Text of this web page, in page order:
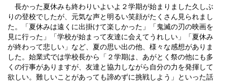
長かった夏休みも終わりいよいよ２学期が始まりました久しぶ
りの登校でしたが、元気な声と明るい笑顔がたくさん見られまし
た。「夏休みは遠くに出掛けて楽しかった」「鬼滅の刃の映画を
見に行った」「学校が始まって友達に会えてうれしい」「夏休み
が終わって悲しい」など、夏の思い出の他、様々な感想がありま
した。始業式では学校長から「２学期は、あがとく祭の他にも多
くの行事がありますが、友達と協力しながら自分の力を発揮して
欲しい。難しいことがあっても諦めずに挑戦しよう」といった話